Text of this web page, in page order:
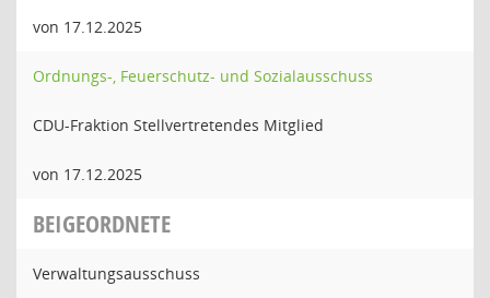
von 17.12.2025
Ordnungs-, Feuerschutz- und Sozialausschuss
CDU-Fraktion Stellvertretendes Mitglied
von 17.12.2025
BEIGEORDNETE
Verwaltungsausschuss